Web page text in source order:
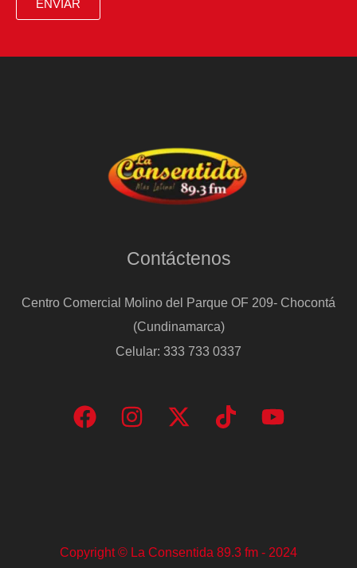
ENVIAR
Contáctenos
Centro Comercial Molino del Parque OF 209- Chocontá
(Cundinamarca)
Celular: 333 733 0337
Copyright © La Consentida 89.3 fm - 2024